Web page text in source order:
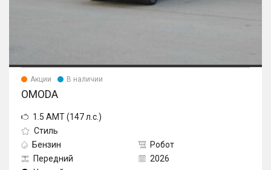
Акции В наличии
OMODA
1.5 AMT (147 л.с.)
Стиль
Бензин
Робот
Передний
2026